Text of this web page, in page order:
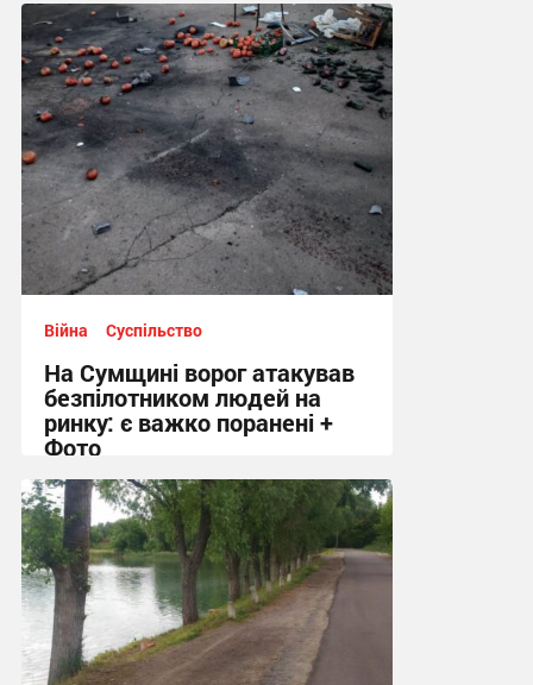
12:44, 7.08.2026
Війна Суспільство
На Сумщині ворог атакував
безпілотником людей на
ринку: є важко поранені +
Фото
10:41, 7.08.2026